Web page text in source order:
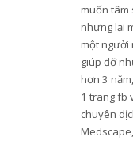
muốn tâm
nhưng lại
một người
giúp đỡ
hơn 3
1 trang fb
chuyên